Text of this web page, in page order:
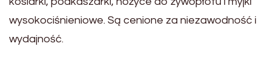
wysokociśnieniowe. Są cenione za niezawodność i
wydajność.